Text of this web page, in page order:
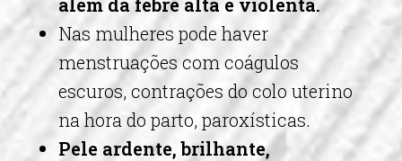
Nas mulheres pode haver
menstruações com coágulos
escuros, contrações do colo uterino
na hora do parto, paroxísticas.
Pele ardente, brilhante,